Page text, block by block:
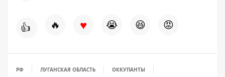
👍 🔥 ♥ 😭 😆 😡
РФ ЛУГАНСКАЯ ОБЛАСТЬ
ОККУПАНТЫ